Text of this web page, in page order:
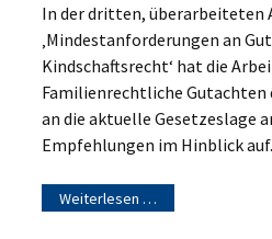
In der dritten, überarbeiteten
‚Mindestanforderungen an
Kindschaftsrecht‘ hat die
Familienrechtliche
an die aktuelle Gesetzeslage
Empfehlungen im Hinblick
Weiterlesen …